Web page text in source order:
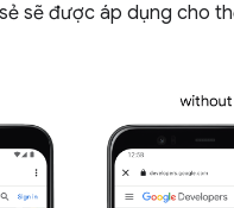
sẽ được áp dụng cho